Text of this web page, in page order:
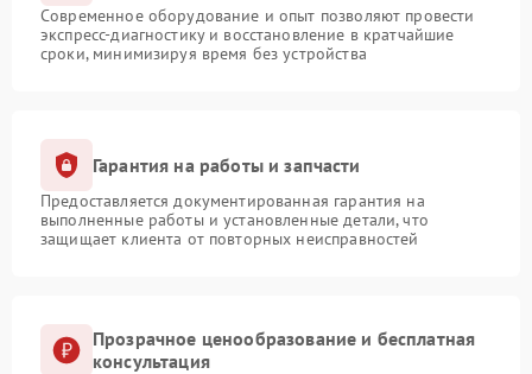
Современное оборудование и опыт позволяют провести
экспресс-диагностику и восстановление в кратчайшие
сроки, минимизируя время без устройства
Гарантия на работы и запчасти
Предоставляется документированная гарантия на
выполненные работы и установленные детали, что
защищает клиента от повторных неисправностей
Прозрачное ценообразование и бесплатная
консультация